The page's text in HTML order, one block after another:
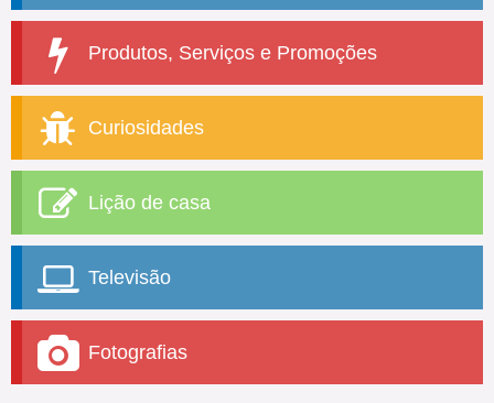
Produtos, Serviços e Promoções
Curiosidades
Lição de casa
Televisão
Fotografias